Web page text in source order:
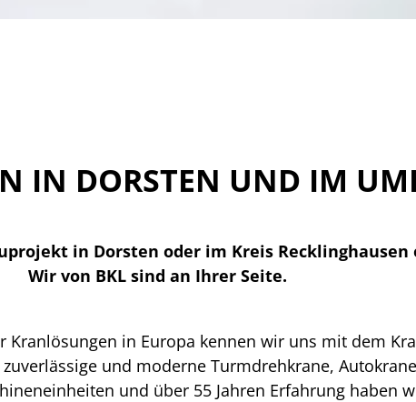
IN DORSTEN UND IM
in Dorsten oder im Kreis Recklinghausen
Wir von BKL sind an Ihrer Seite.
Kranlösungen in Europa kennen wir uns mit dem
und moderne Turmdrehkrane,
und über 55 Jahren Erfahrung haben